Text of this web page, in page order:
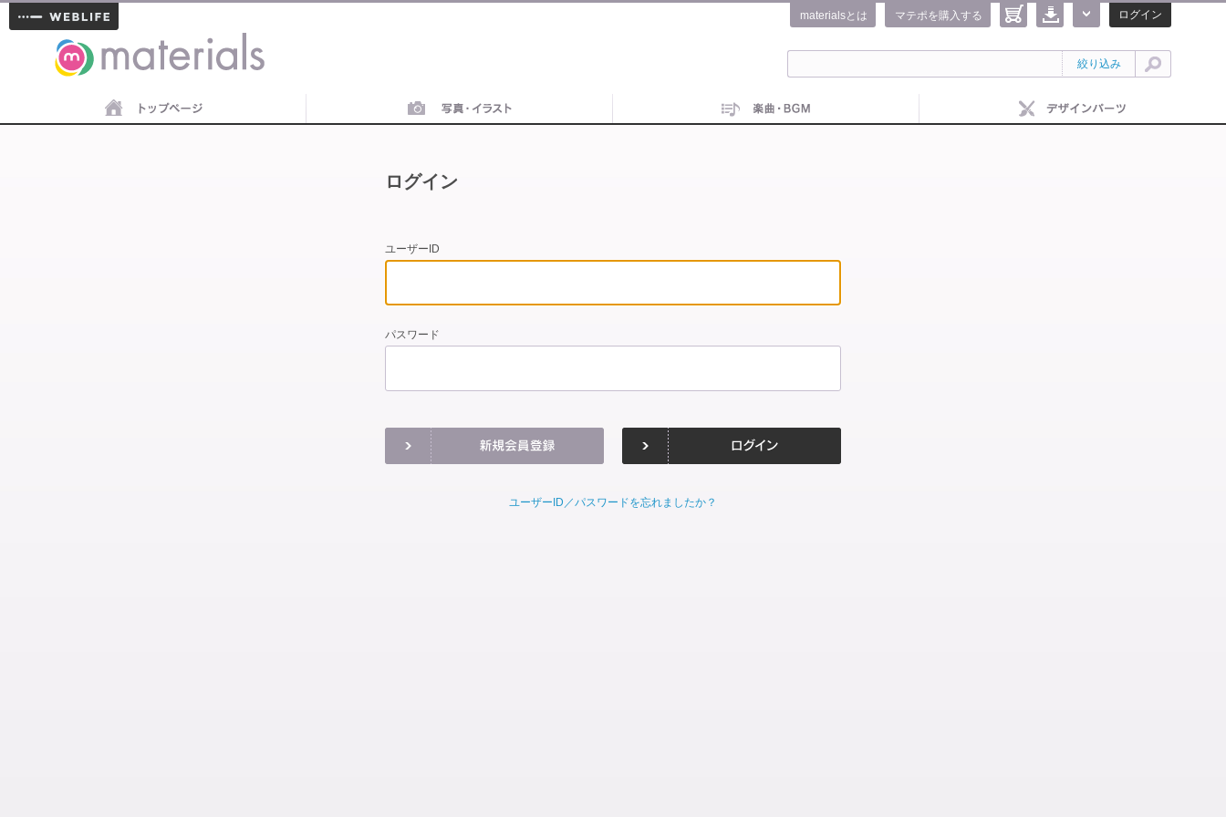
materials
ログイン
マテポを購入する
materialsとは
絞り込み
ログイン
ユーザーID
パスワード
ユーザーID／パスワードを忘れましたか？